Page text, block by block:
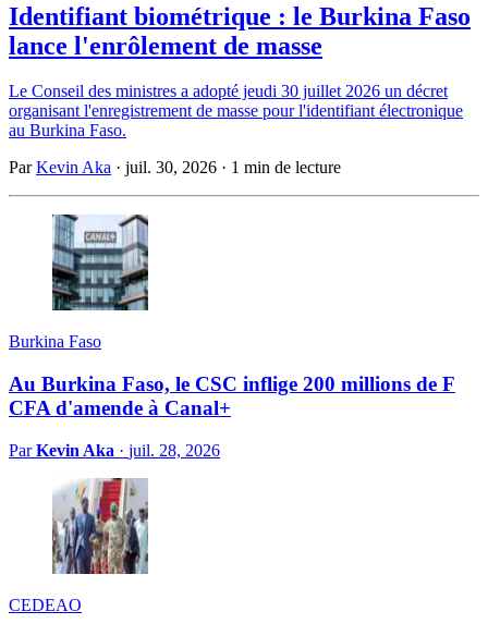
Identifiant biométrique : le Burkina Faso
lance l'enrôlement de masse
Le Conseil des ministres a adopté jeudi 30 juillet 2026 un décret
organisant l'enregistrement de masse pour l'identifiant électronique
au Burkina Faso.
ParKevin Aka · juil. 30, 2026 · 1 min de lecture
Burkina Faso
Au Burkina Faso, le CSC inflige 200 millions de F
CFA d'amende à Canal+
ParKevin Aka · juil. 28, 2026
CEDEAO